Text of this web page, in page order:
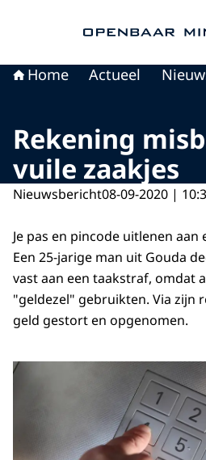
Home Actueel
Rekening
vuile zaakjes
Nieuwsbericht08-09-2020 |
Je pas en pincode uitlenen
Een 25-jarige man uit Gouda
vast aan een taakstraf, omdat
"geldezel" gebruikten. Via zijn
geld gestort en opgenomen.